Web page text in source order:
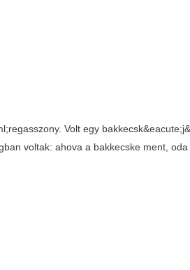
Volt egy
voltak: ahova a bakkecske ment,